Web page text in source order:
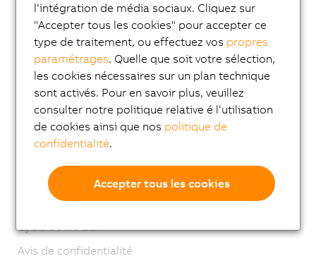
Espace presse
AutoMates
Service Email News
Carrière
Adresses
Mentions légales
Cycle de vie B&R
Avis de confidentialité
l‘intégration de média sociaux. Cliquez sur
"Accepter tous les cookies" pour accepter ce
type de traitement, ou effectuez vos propres
paramétrages. Quelle que soit votre sélection,
les cookies nécessaires sur un plan technique
sont activés. Pour en savoir plus, veuillez
consulter notre politique relative é l‘utilisation
de cookies ainsi que nos politique de
confidentialité.
Accepter tous les cookies